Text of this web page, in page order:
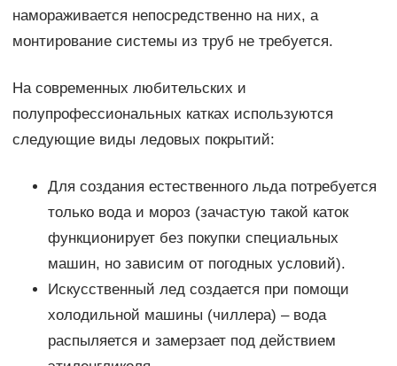
намораживается непосредственно на них, а
монтирование системы из труб не требуется.
На современных любительских и
полупрофессиональных катках используются
следующие виды ледовых покрытий:
Для создания естественного льда потребуется
только вода и мороз (зачастую такой каток
функционирует без покупки специальных
машин, но зависим от погодных условий).
Искусственный лед создается при помощи
холодильной машины (чиллера) – вода
распыляется и замерзает под действием